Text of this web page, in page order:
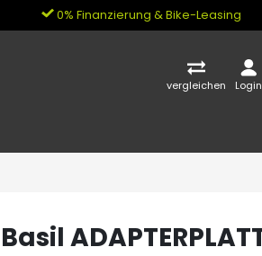
0% Finanzierung & Bike-Leasing
vergleichen Login
Basil